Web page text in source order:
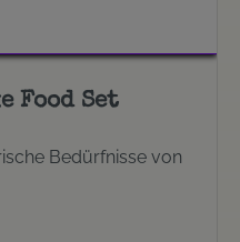
Food Set
Bedürfnisse von